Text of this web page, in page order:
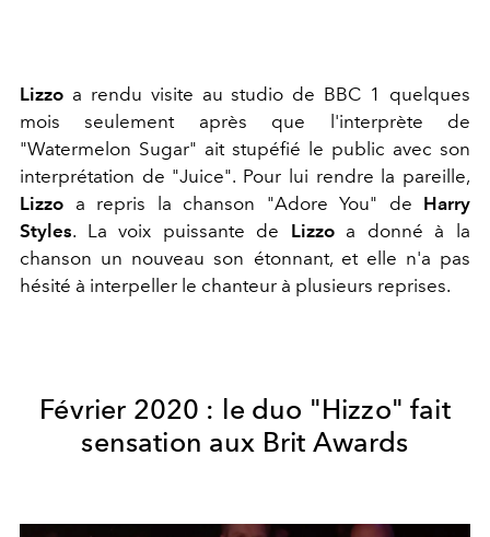
Lizzo a rendu visite au studio de BBC 1 quelques
mois seulement après que l'interprète de
"Watermelon Sugar" ait stupéfié le public avec son
interprétation de "Juice". Pour lui rendre la pareille,
Lizzo a repris la chanson "Adore You" de Harry
Styles. La voix puissante de Lizzoa donné à la
chanson un nouveau son étonnant, et elle n'a pas
hésité à interpeller le chanteur à plusieurs reprises.
Février 2020 : le duo "Hizzo" fait
sensation aux Brit Awards